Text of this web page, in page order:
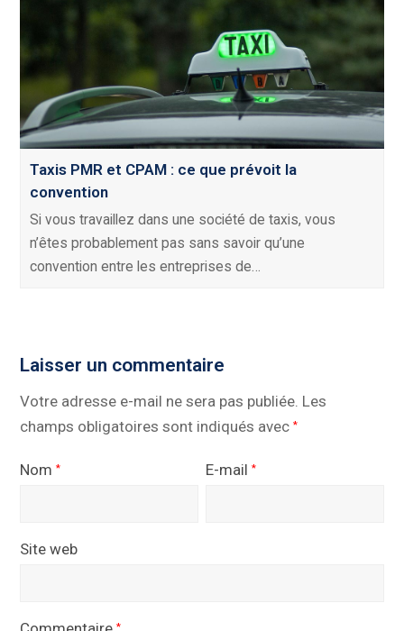
Taxis PMR et CPAM : ce que prévoit la
convention
Si vous travaillez dans une société de taxis, vous
n’êtes probablement pas sans savoir qu’une
convention entre les entreprises de…
Laisser un commentaire
Votre adresse e-mail ne sera pas publiée. Les
champs obligatoires sont indiqués avec*
Nom* E-mail*
Site web
*